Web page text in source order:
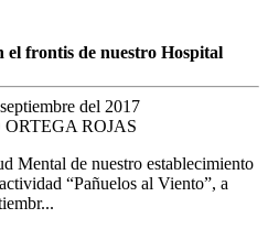
frontis de nuestro Hospital
del 2017
ROJAS
Mental de nuestro establecimiento
“Pañuelos al Viento”, a